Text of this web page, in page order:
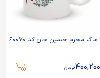
ماگ محرم حسین جان کد 60070
400,200تومان